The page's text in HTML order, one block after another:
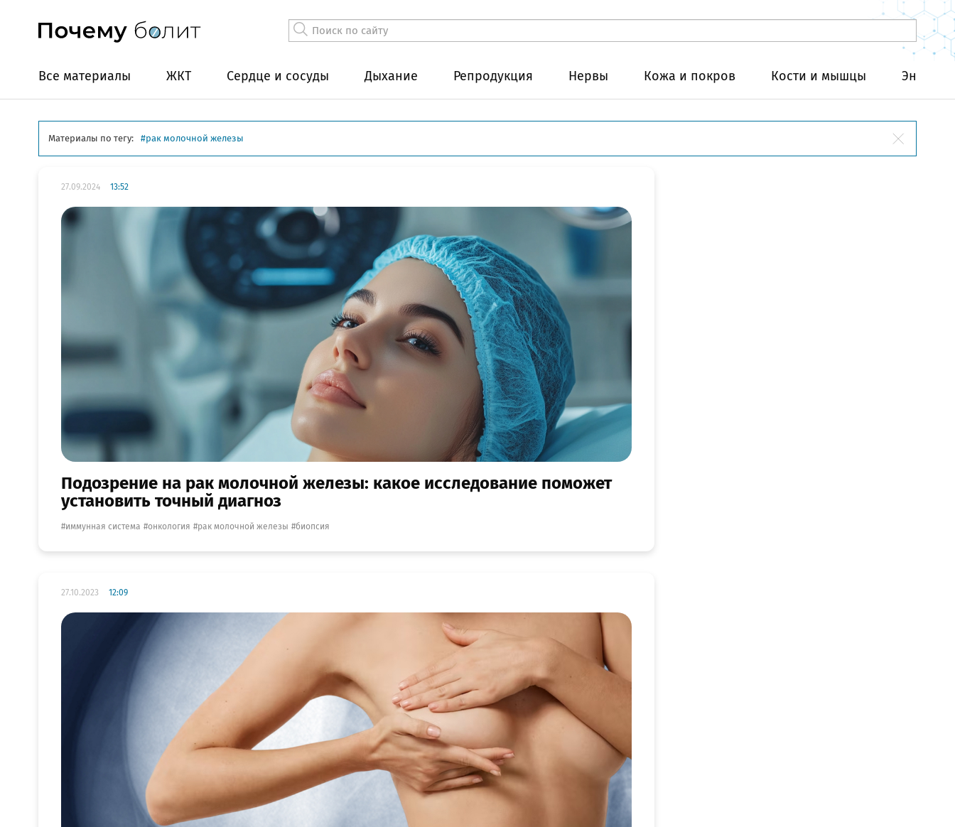
Все материалы ЖКТ Сердце и сосуды Дыхание Репродукция Нервы Кожа и покров Кости и мышцы
Материалы по тегу: рак молочной железы
27.09.2024 13:52
Подозрение на рак молочной железы: какое исследование поможет
установить точный диагноз
иммунная система онкология рак молочной железы биопсия
27.10.2023 12:09